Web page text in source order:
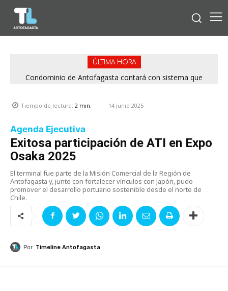
ÚLTIMA HORA
Condominio de Antofagasta contará con sistema que
Tiempo de lectura: 2 min. 14 junio 2025
Agenda Ejecutiva
Exitosa participación de ATI en Expo
Osaka 2025
El terminal fue parte de la Misión Comercial de la Región de
Antofagasta y, junto con fortalecer vínculos con Japón, pudo
promover el desarrollo portuario sostenible desde el norte de
Chile.
Por Timeline Antofagasta